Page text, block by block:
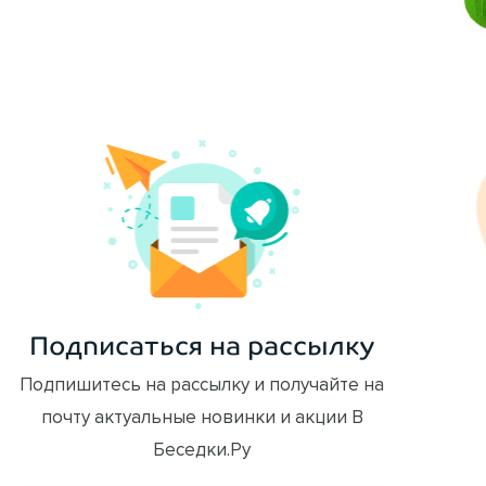
Подписаться на рассылку
Подпишитесь на рассылку и получайте на
почту актуальные новинки и акции В
Беседки.Ру